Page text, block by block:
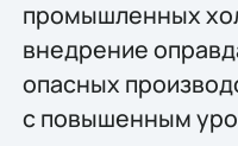
промышленных
внедрение
опасных
с повышенным